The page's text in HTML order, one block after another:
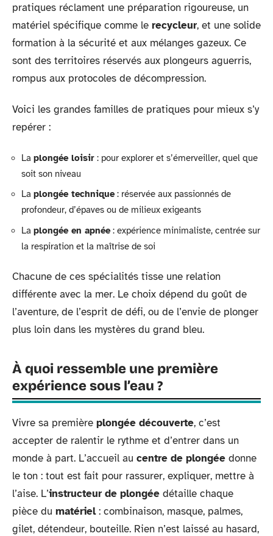
pratiques réclament une préparation rigoureuse, un
matériel spécifique comme le recycleur, et une solide
formation à la sécurité et aux mélanges gazeux. Ce
sont des territoires réservés aux plongeurs aguerris,
rompus aux protocoles de décompression.
Voici les grandes familles de pratiques pour mieux s’y
repérer :
La plongée loisir : pour explorer et s’émerveiller, quel que
soit son niveau
La plongée technique: réservée aux passionnés de
profondeur, d’épaves ou de milieux exigeants
La plongée en apnée: expérience minimaliste, centrée sur
la respiration et la maîtrise de soi
Chacune de ces spécialités tisse une relation
différente avec la mer. Le choix dépend du goût de
l’aventure, de l’esprit de défi, ou de l’envie de plonger
plus loin dans les mystères du grand bleu.
À quoi ressemble une première
expérience sous l’eau ?
Vivre sa première plongée découverte, c’est
accepter de ralentir le rythme et d’entrer dans un
monde à part. L’accueil au centre de plongée donne
le ton : tout est fait pour rassurer, expliquer, mettre à
l’aise. L’instructeur de plongée détaille chaque
pièce du matériel: combinaison, masque, palmes,
gilet, détendeur, bouteille. Rien n’est laissé au hasard,